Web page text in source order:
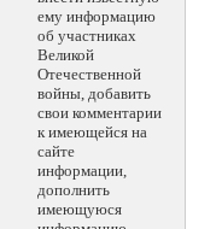
ему информацию
об участниках
Великой
Отечественной
войны, добавить
свои комментарии
к имеющейся на
сайте
информации,
дополнить
имеющуюся